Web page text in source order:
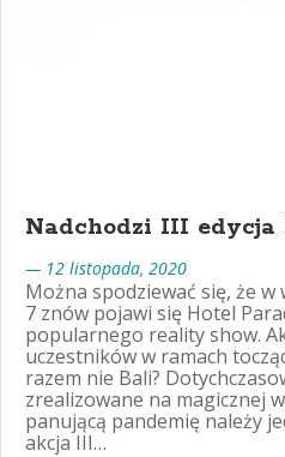
Nadchodzi III edycja
— 12 listopada, 2020
Można spodziewać się, że
7 znów pojawi się Hotel
popularnego reality show.
uczestników w ramach
razem nie Bali?
zrealizowane na magicznej
panującą pandemię należy
akcja III…